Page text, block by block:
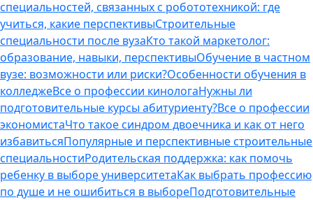
специальностей, связанных с робототехникой: где
учиться, какие перспективыСтроительные
специальности после вузаКто такой маркетолог:
образование, навыки, перспективыОбучение в частном
вузе: возможности или риски?Особенности обучения в
колледжеВсе о профессии кинологаНужны ли
подготовительные курсы абитуриенту?Все о профессии
экономистаЧто такое синдром двоечника и как от него
избавитьсяПопулярные и перспективные строительные
специальностиРодительская поддержка: как помочь
ребенку в выборе университетаКак выбрать профессию
по душе и не ошибиться в выбореПодготовительные